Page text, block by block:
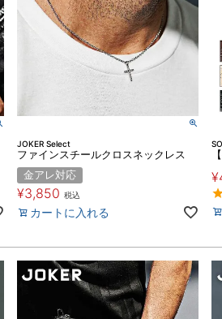
JOKER Select
ファインスチールクロスネックレス
金アレ対応
¥3,850 税込
カートに入れる
¥